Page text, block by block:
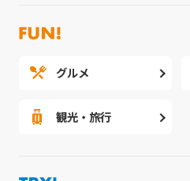
グルメ
観光・旅行